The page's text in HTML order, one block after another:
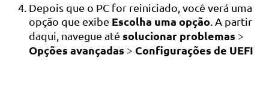
Depois que o PC for reiniciado, você verá uma
opção que exibe Escolha uma opção . A partir
daqui, navegue até solucionar problemas >
Opções avançadas > Configurações de UEFI